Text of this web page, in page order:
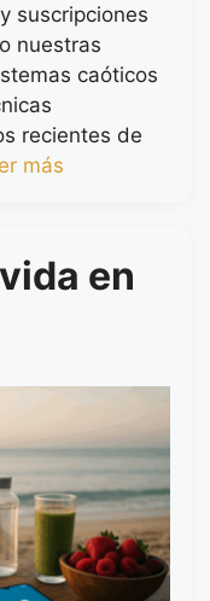
suscripciones
nuestras
caóticos
recientes de
más
en